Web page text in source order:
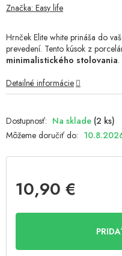
Na sklade (2 ks)
Môžeme doručiť do:
10,90 €
Hrnček Elite white prináša do
prevedení. Tento kúsok z
minimalistického stolovania.
Detailné informácie
produktu
z
5
hviezdičiek.
Značka: Easy life